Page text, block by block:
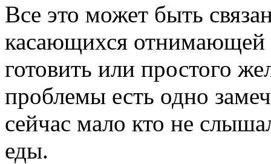
Все это может быть
касающихся отнимающей
готовить или простого
проблемы есть одно
сейчас мало кто не
еды.